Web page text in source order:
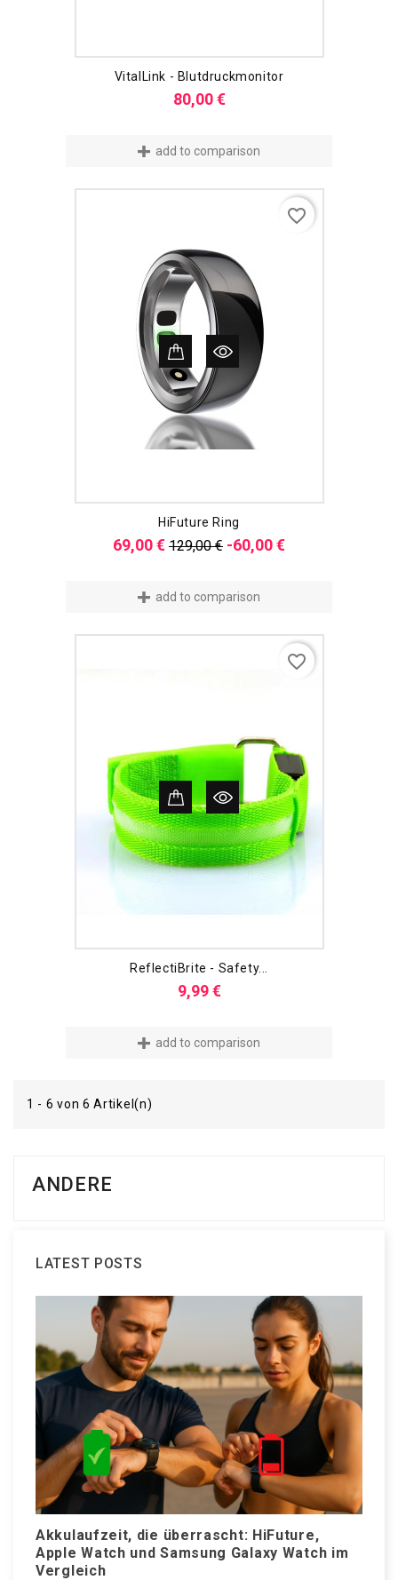
VitalLink - Blutdruckmonitor
80,00 €Preis
add to comparison
HiFuture Ring
69,00 €Verkaufspreis
129,00 € -60,00 €Preis
favorite_border
add to comparison
ReflectiBrite - Safety...
9,99 €Preis
favorite_border
add to comparison
1 - 6 von 6 Artikel(n)
ANDERE
LATEST POSTS
Akkulaufzeit, die überrascht: HiFuture,
Apple Watch und Samsung Galaxy Watch im
Vergleich